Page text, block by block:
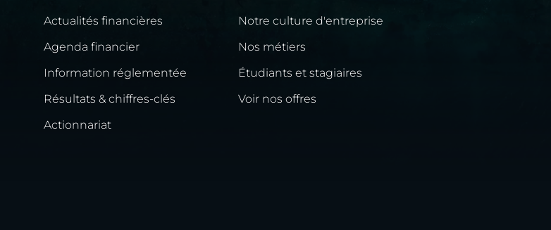
Actualités financières
Agenda financier
Information réglementée
Résultats & chiffres-clés
Actionnariat
Notre culture d'entreprise
Nos métiers
Étudiants et stagiaires
Voir nos offres